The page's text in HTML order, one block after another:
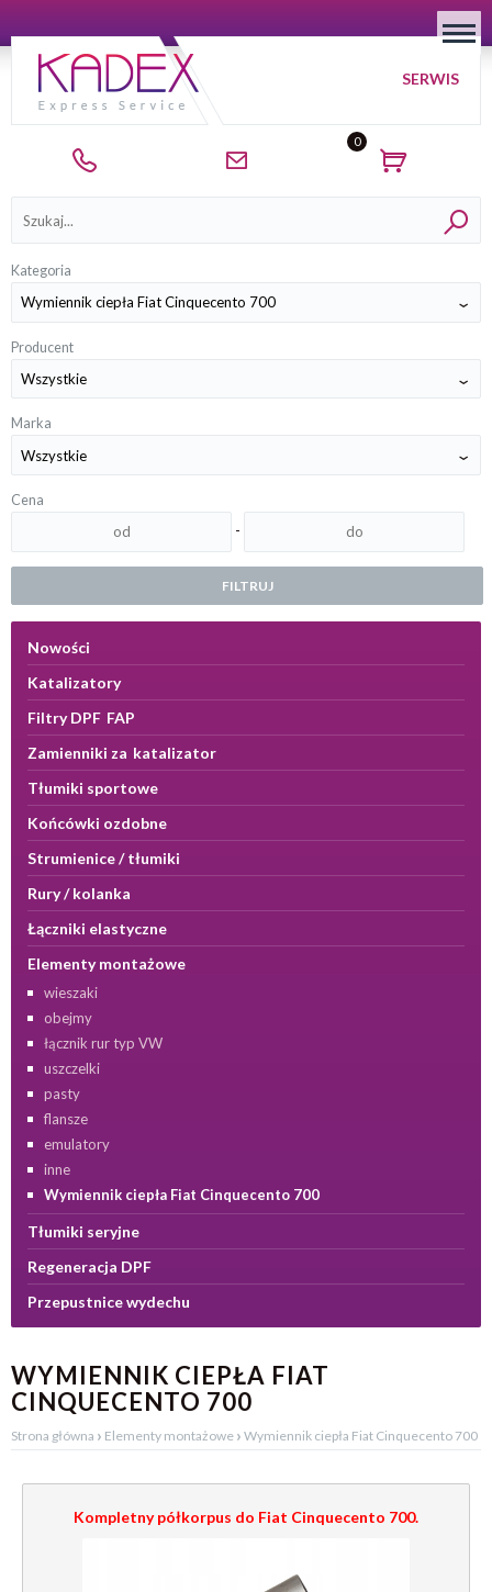
0
SERWIS
Kategoria
Producent
Marka
Cena
-
FILTRUJ
Kategorie
Nowości
Katalizatory
Filtry DPF FAP
Zamienniki za katalizator
Tłumiki sportowe
Końcówki ozdobne
Strumienice / tłumiki
Rury / kolanka
Łączniki elastyczne
Elementy montażowe
wieszaki
obejmy
łącznik rur typ VW
uszczelki
pasty
flansze
emulatory
inne
Wymiennik ciepła Fiat Cinquecento 700
Tłumiki seryjne
Regeneracja DPF
Przepustnice wydechu
WYMIENNIK CIEPŁA FIAT
CINQUECENTO 700
Strona główna › Elementy montażowe › Wymiennik ciepła Fiat Cinquecento 700
Kompletny półkorpus do Fiat Cinquecento 700.